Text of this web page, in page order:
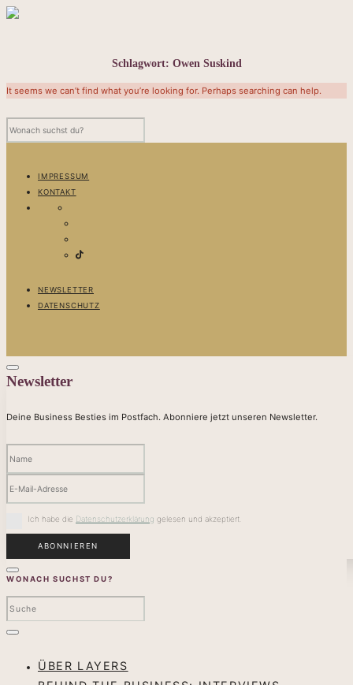
Schlagwort: Owen Suskind
It seems we can’t find what you’re looking for. Perhaps searching can help.
IMPRESSUM
KONTAKT
NEWSLETTER
DATENSCHUTZ
Newsletter
Deine Business Besties im Postfach. Abonniere jetzt unseren Newsletter.
Ich habe die Datenschutzerklärung gelesen und akzeptiert.
WONACH SUCHST DU?
ÜBER LAYERS